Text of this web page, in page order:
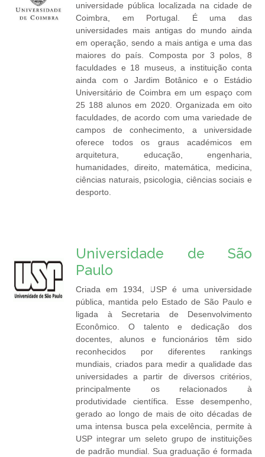
universidade pública localizada na cidade de
Coimbra, em Portugal. É uma das
universidades mais antigas do mundo ainda
em operação, sendo a mais antiga e uma das
maiores do país. Composta por 3 polos, 8
faculdades e 18 museus, a instituição conta
ainda com o Jardim Botânico e o Estádio
Universitário de Coimbra em um espaço com
25 188 alunos em 2020. Organizada em oito
faculdades, de acordo com uma variedade de
campos de conhecimento, a universidade
oferece todos os graus académicos em
arquitetura, educação, engenharia,
humanidades, direito, matemática, medicina,
ciências naturais, psicologia, ciências sociais e
desporto.
Universidade de São
Paulo
Criada em 1934, USP é uma universidade
pública, mantida pelo Estado de São Paulo e
ligada à Secretaria de Desenvolvimento
Econômico. O talento e dedicação dos
docentes, alunos e funcionários têm sido
reconhecidos por diferentes rankings
mundiais, criados para medir a qualidade das
universidades a partir de diversos critérios,
principalmente os relacionados à
produtividade científica. Esse desempenho,
gerado ao longo de mais de oito décadas de
uma intensa busca pela excelência, permite à
USP integrar um seleto grupo de instituições
de padrão mundial. Sua graduação é formada